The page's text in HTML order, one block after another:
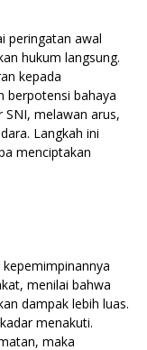
peringatan awal
hukum langsung.
kepada
berpotensi bahaya
melawan arus,
Langkah ini
menciptakan
menilai bahwa
dampak lebih luas.
menakuti.
maka